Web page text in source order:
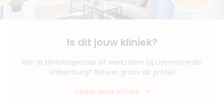
Is dit jouw kliniek?
Ben je kliniekeigenaar of werkzaam bij Dermamedic
Valkenburg? Beheer gratis dit profiel
Claim deze kliniek